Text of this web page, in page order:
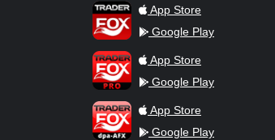
TraderFox AppApp Store
Google Play
TraderFox ProApp Store
Google Play
TraderFox dpa-AFX ProFeed
App Store
Google Play